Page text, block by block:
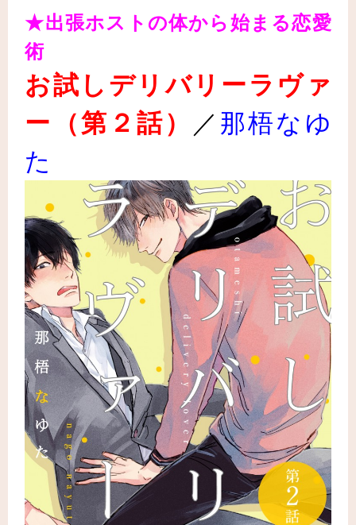
★出張ホストの体から始まる恋愛
術
お試しデリバリーラヴァ
ー（第２話）
／ 那梧なゆ
た